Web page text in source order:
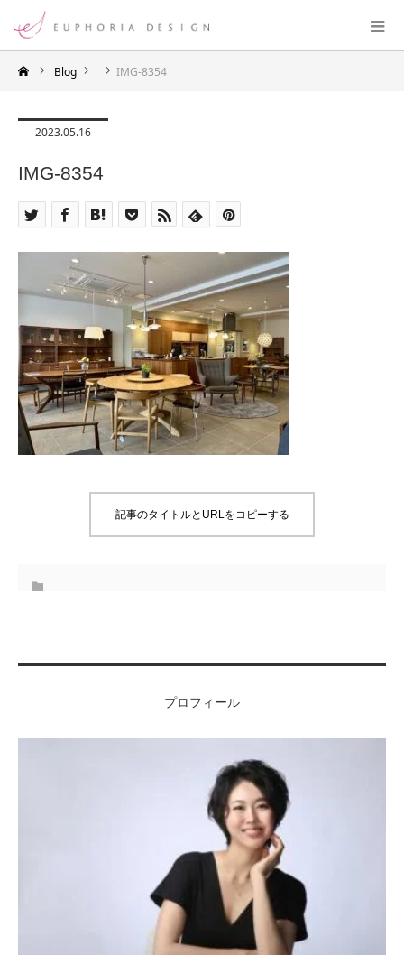
Blog IMG-8354
2023.05.16
IMG-8354
記事のタイトルとURLをコピーする
プロフィール